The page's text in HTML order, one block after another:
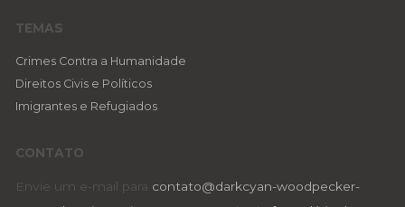
TEMAS
Crimes Contra a Humanidade
Direitos Civis e Políticos
Imigrantes e Refugiados
CONTATO
Envie um e-mail para contato@darkcyan-woodpecker-